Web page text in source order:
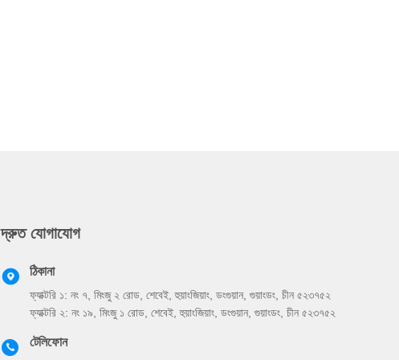
দ্রুত যোগাযোগ
ঠিকানা
ফ্যাক্টরি ১: নং ৭, মিংজু ২ রোড, শেবেই, হুয়াংজিয়াং, ডংগুয়ান, গুয়াংডং, চীন ৫২৩৭৫২
ফ্যাক্টরি ২: নং ১৯, মিংজু ১ রোড, শেবেই, হুয়াংজিয়াং, ডংগুয়ান, গুয়াংডং, চীন ৫২৩৭৫২
টেলিফোন